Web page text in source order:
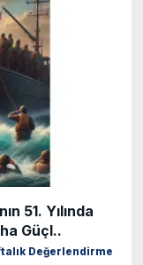
51. Yılında
Güçl..
Değerlendirme